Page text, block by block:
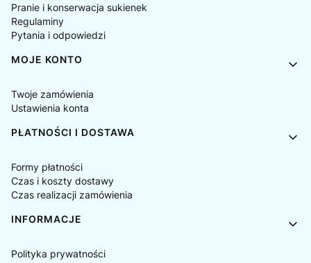
Pranie i konserwacja sukienek
Regulaminy
Pytania i odpowiedzi
MOJE KONTO
Twoje zamówienia
Ustawienia konta
PŁATNOŚCI I DOSTAWA
Formy płatności
Czas i koszty dostawy
Czas realizacji zamówienia
INFORMACJE
Polityka prywatności